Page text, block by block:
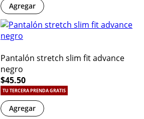
Agregar
Pantalón stretch slim fit advance
negro
$45.50
TU TERCERA PRENDA GRATIS
Agregar